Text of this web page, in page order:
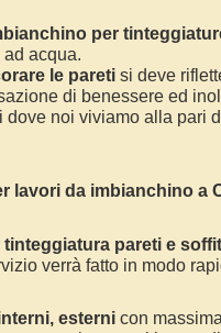
per
acqua.
le pareti si deve
di benessere ed
noi viviamo alla pari
lavori da imbianchino a
tinteggiatura pareti e
verrà fatto in modo
esterni con